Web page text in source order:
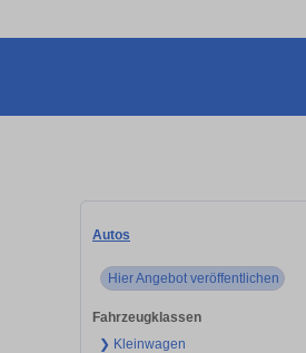
Autos
Hier Angebot veröffentlichen
Fahrzeugklassen
❯ Kleinwagen